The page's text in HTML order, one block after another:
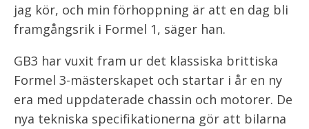
jag kör, och min förhoppning är att en dag bli
framgångsrik i Formel 1, säger han.
GB3 har vuxit fram ur det klassiska brittiska
Formel 3-mästerskapet och startar i år en ny
era med uppdaterade chassin och motorer. De
nya tekniska specifikationerna gör att bilarna